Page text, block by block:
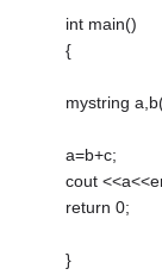
int main()
{
mystring
a=b+c;
cout
return 0;
}